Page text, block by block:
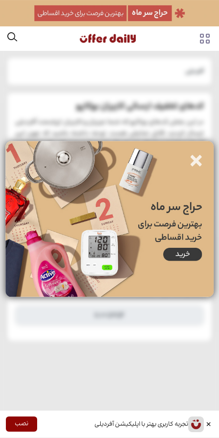
× تجربه کاربری بهتر با اپلیکیشن آفردیلی نصب
آفردیلی
کدهای تخفیف ارسالی کاربران بوکاپو
در این بخش کدهای بوکاپو که شما عزیزان و کاربران ارزشمند آفردیلی
ارسال کردید، قابل نمایش هست. توجه داشته باشید که چون این
کدها تماما توسط کاربران ارسال شده، از صحت کد، تاریخ انقضا و
بعضا شرایط اعمال و استفاده نمیشه اطمینان داشت، برای همین
حتما کدهارو تست کنید و اگر کار نکرد از دست ما عصبانی نشید :)
همچنین در هر لحظه می تونید برای دستیابی به جدیدترینکد تخفیف
به صفحه رسمی این برند در آفردیلی مراجعه کنید.
×
ارسالی از امیر علی عزیز